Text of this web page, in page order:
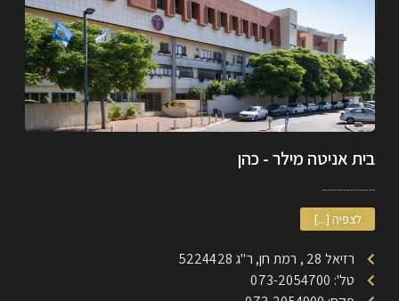
בית אניטה מילר - כהן
לצפיה [...]
רזיאל 28 , רמת חן, ר"ג 5224428
טל': 073-2054700